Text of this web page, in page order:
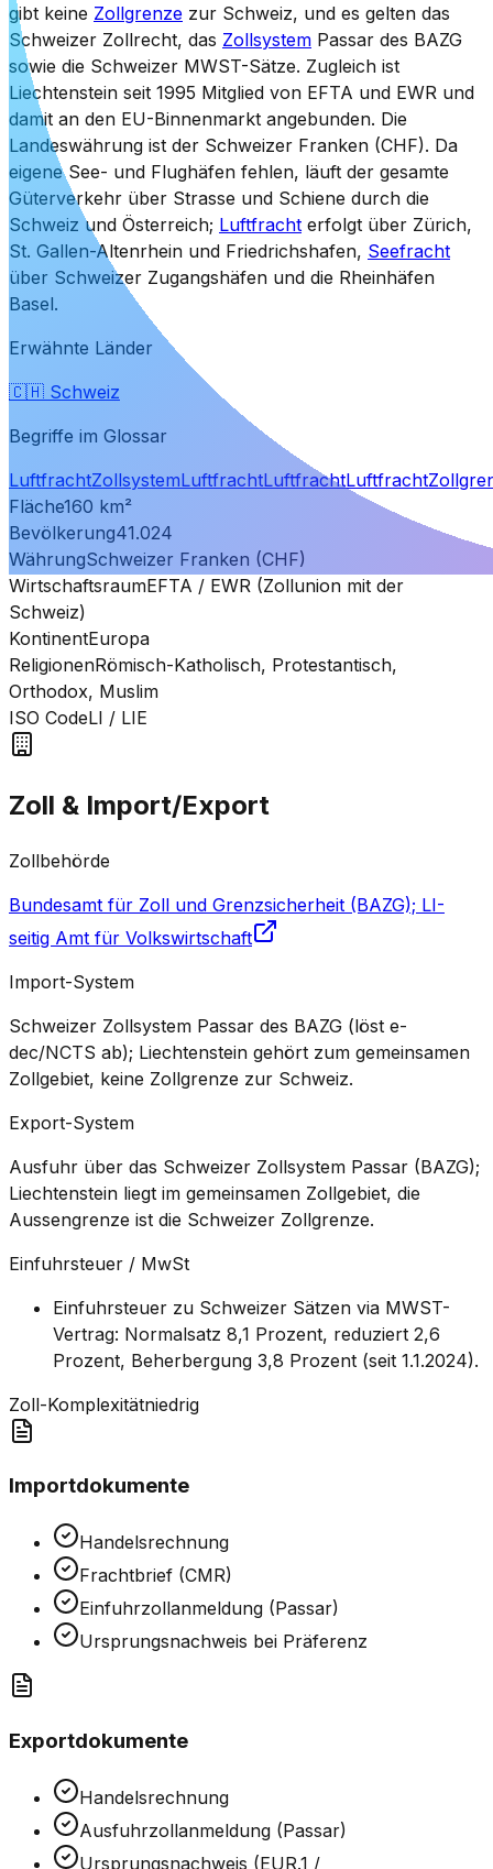
gibt keine Zollgrenze zur Schweiz, und es gelten das
Schweizer Zollrecht, das Zollsystem Passar des BAZG
sowie die Schweizer MWST-Sätze. Zugleich ist
Liechtenstein seit 1995 Mitglied von EFTA und EWR und
damit an den EU-Binnenmarkt angebunden. Die
Landeswährung ist der Schweizer Franken (CHF). Da
eigene See- und Flughäfen fehlen, läuft der gesamte
Güterverkehr über Strasse und Schiene durch die
Schweiz und Österreich; Luftfracht erfolgt über Zürich,
St. Gallen-Altenrhein und Friedrichshafen, Seefracht
über Schweizer Zugangshäfen und die Rheinhäfen
Basel.
Erwähnte Länder
🇨🇭 Schweiz
Begriffe im Glossar
LuftfrachtZollsystemLuftfrachtLuftfrachtLuftfracht
Fläche160 km²
Bevölkerung41.024
WährungSchweizer Franken (CHF)
WirtschaftsraumEFTA / EWR (Zollunion mit der
Schweiz)
KontinentEuropa
ReligionenRömisch-Katholisch, Protestantisch,
Orthodox, Muslim
ISO CodeLI / LIE
Zoll & Import/Export
Zollbehörde
Bundesamt für Zoll und Grenzsicherheit (BAZG); LI-
seitig Amt für Volkswirtschaft
Import-System
Schweizer Zollsystem Passar des BAZG (löst e-
dec/NCTS ab); Liechtenstein gehört zum gemeinsamen
Zollgebiet, keine Zollgrenze zur Schweiz.
Export-System
Ausfuhr über das Schweizer Zollsystem Passar (BAZG);
Liechtenstein liegt im gemeinsamen Zollgebiet, die
Aussengrenze ist die Schweizer Zollgrenze.
Einfuhrsteuer / MwSt
Einfuhrsteuer zu Schweizer Sätzen via MWST-
Vertrag: Normalsatz 8,1 Prozent, reduziert 2,6
Prozent, Beherbergung 3,8 Prozent (seit 1.1.2024).
Zoll-Komplexitätniedrig
Importdokumente
Handelsrechnung
Frachtbrief (CMR)
Einfuhrzollanmeldung (Passar)
Ursprungsnachweis bei Präferenz
Exportdokumente
Handelsrechnung
Ausfuhrzollanmeldung (Passar)
Ursprungsnachweis (EUR.1 /